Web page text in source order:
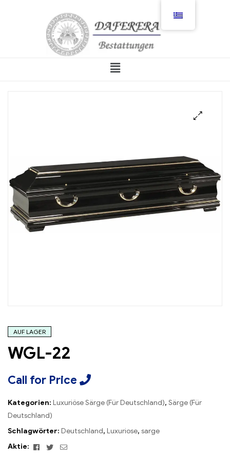
AUF LAGER
WGL-22
Call for Price
Kategorien: Luxuriöse Särge (Für Deutschland), Särge (Für
Deutschland)
Schlagwörter: Deutschland, Luxuriose, sarge
Aktie:
Facebook
TwitterEmail